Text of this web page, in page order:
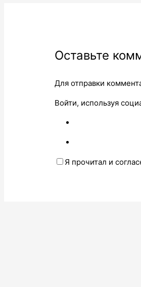
Оставьте
Для отправки
Войти, используя
Я прочитал и